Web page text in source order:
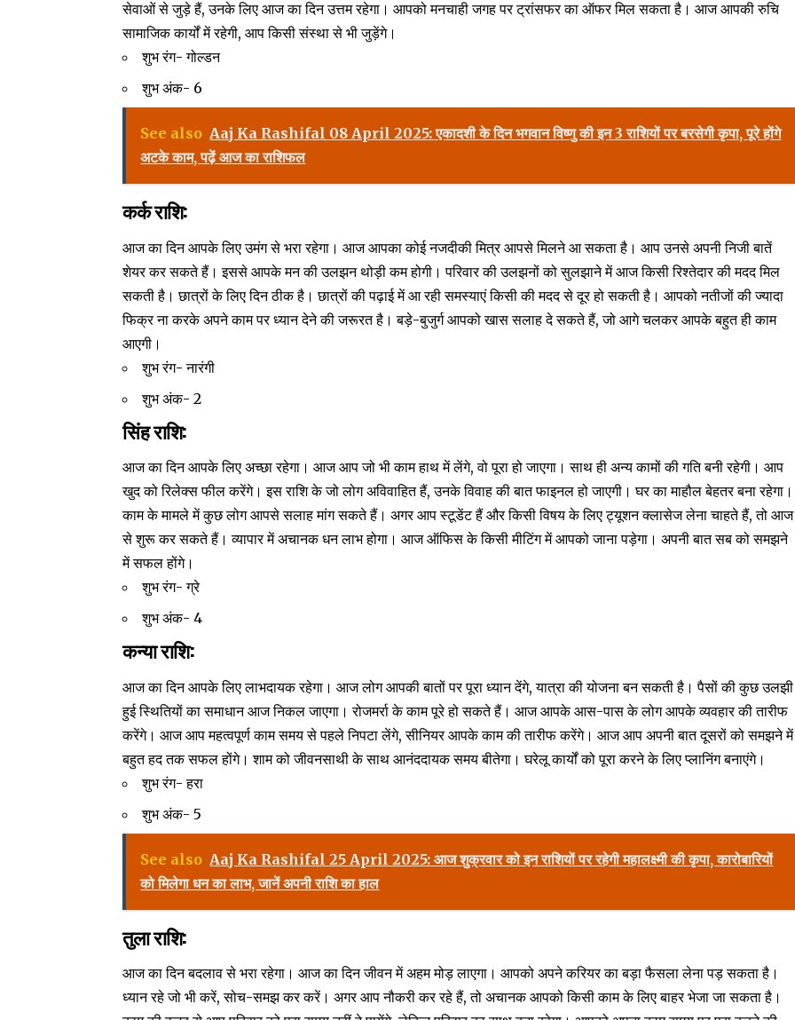
सेवाओं से जुड़े हैं, उनके लिए आज का दिन उत्तम रहेगा। आपको मनचाही जगह पर ट्रांसफर का ऑफर मिल सकता है। आज आपकी रुचि
सामाजिक कार्यों में रहेगी, आप किसी संस्था से भी जुड़ेंगे।
शुभ रंग- गोल्डन
शुभ अंक- 6
See also Aaj Ka Rashifal 08 April 2025: एकादशी के दिन भगवान विष्णु की इन 3 राशियों पर बरसेगी कृपा, पूरे होंगे
अटके काम, पढ़ें आज का राशिफल
कर्क राशि:
आज का दिन आपके लिए उमंग से भरा रहेगा। आज आपका कोई नजदीकी मित्र आपसे मिलने आ सकता है। आप उनसे अपनी निजी बातें
शेयर कर सकते हैं। इससे आपके मन की उलझन थोड़ी कम होगी। परिवार की उलझनों को सुलझाने में आज किसी रिश्तेदार की मदद मिल
सकती है। छात्रों के लिए दिन ठीक है। छात्रों की पढ़ाई में आ रही समस्याएं किसी की मदद से दूर हो सकती है। आपको नतीजों की ज्यादा
फिक्र ना करके अपने काम पर ध्यान देने की जरूरत है। बड़े-बुजुर्ग आपको खास सलाह दे सकते हैं, जो आगे चलकर आपके बहुत ही काम
आएगी।
शुभ रंग- नारंगी
शुभ अंक- 2
सिंह राशि:
आज का दिन आपके लिए अच्छा रहेगा। आज आप जो भी काम हाथ में लेंगे, वो पूरा हो जाएगा। साथ ही अन्य कामों की गति बनी रहेगी। आप
खुद को रिलेक्स फील करेंगे। इस राशि के जो लोग अविवाहित हैं, उनके विवाह की बात फाइनल हो जाएगी। घर का माहौल बेहतर बना रहेगा।
काम के मामले में कुछ लोग आपसे सलाह मांग सकते हैं। अगर आप स्टूडेंट हैं और किसी विषय के लिए ट्यूशन क्लासेज लेना चाहते हैं, तो आज
से शुरू कर सकते हैं। व्यापार में अचानक धन लाभ होगा। आज ऑफिस के किसी मीटिंग में आपको जाना पड़ेगा। अपनी बात सब को समझने
में सफल होंगे।
शुभ रंग- ग्रे
शुभ अंक- 4
कन्या राशि:
आज का दिन आपके लिए लाभदायक रहेगा। आज लोग आपकी बातों पर पूरा ध्यान देंगे, यात्रा की योजना बन सकती है। पैसों की कुछ उलझी
हुई स्थितियों का समाधान आज निकल जाएगा। रोजमर्रा के काम पूरे हो सकते हैं। आज आपके आस-पास के लोग आपके व्यवहार की तारीफ
करेंगे। आज आप महत्वपूर्ण काम समय से पहले निपटा लेंगे, सीनियर आपके काम की तारीफ करेंगे। आज आप अपनी बात दूसरों को समझने में
बहुत हद तक सफल होंगे। शाम को जीवनसाथी के साथ आनंददायक समय बीतेगा। घरेलू कार्यों को पूरा करने के लिए प्लानिंग बनाएंगे।
शुभ रंग- हरा
शुभ अंक- 5
See also Aaj Ka Rashifal 25 April 2025: आज शुक्रवार को इन राशियों पर रहेगी महालक्ष्मी की कृपा, कारोबारियों
को मिलेगा धन का लाभ, जानें अपनी राशि का हाल
तुला राशि:
आज का दिन बदलाव से भरा रहेगा। आज का दिन जीवन में अहम मोड़ लाएगा। आपको अपने करियर का बड़ा फैसला लेना पड़ सकता है।
ध्यान रहे जो भी करें, सोच-समझ कर करें। अगर आप नौकरी कर रहे हैं, तो अचानक आपको किसी काम के लिए बाहर भेजा जा सकता है।